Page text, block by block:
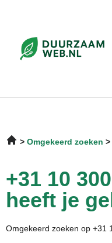
Omgekeerd zoeken
+31 10
heeft je
Omgekeerd zoeken op +31